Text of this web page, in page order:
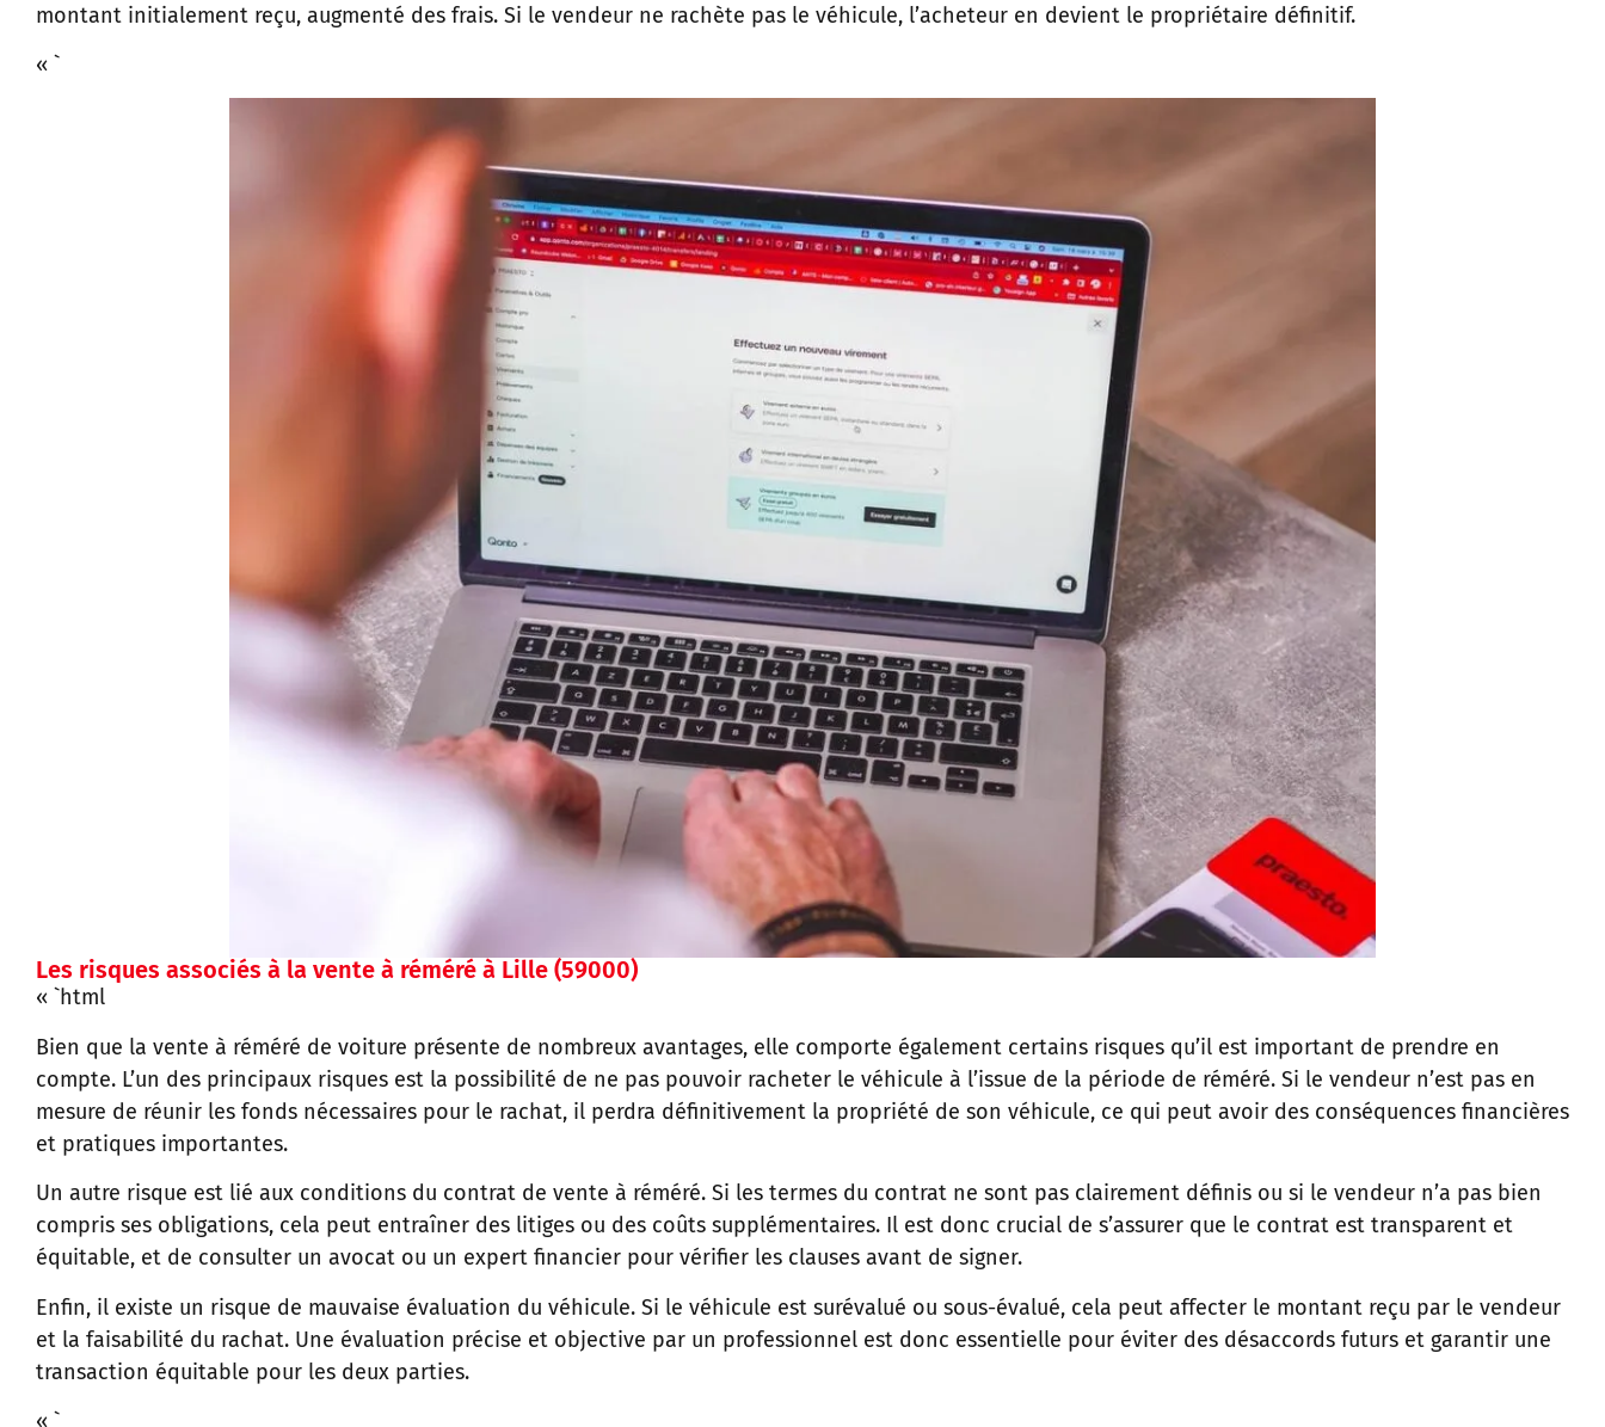
montant initialement reçu, augmenté des frais. Si le vendeur ne rachète pas le véhicule, l’acheteur en devient le propriétaire définitif.
« `
Les risques associés à la vente à réméré à Lille (59000)
« `html
Bien que la vente à réméré de voiture présente de nombreux avantages, elle comporte également certains risques qu’il est important de prendre en
compte. L’un des principaux risques est la possibilité de ne pas pouvoir racheter le véhicule à l’issue de la période de réméré. Si le vendeur n’est pas en
mesure de réunir les fonds nécessaires pour le rachat, il perdra définitivement la propriété de son véhicule, ce qui peut avoir des conséquences financières
et pratiques importantes.
Un autre risque est lié aux conditions du contrat de vente à réméré. Si les termes du contrat ne sont pas clairement définis ou si le vendeur n’a pas bien
compris ses obligations, cela peut entraîner des litiges ou des coûts supplémentaires. Il est donc crucial de s’assurer que le contrat est transparent et
équitable, et de consulter un avocat ou un expert financier pour vérifier les clauses avant de signer.
Enfin, il existe un risque de mauvaise évaluation du véhicule. Si le véhicule est surévalué ou sous-évalué, cela peut affecter le montant reçu par le vendeur
et la faisabilité du rachat. Une évaluation précise et objective par un professionnel est donc essentielle pour éviter des désaccords futurs et garantir une
transaction équitable pour les deux parties.
« `